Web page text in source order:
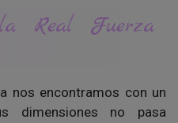
Real Fuerza
nos encontramos con un
dimensiones no pasa